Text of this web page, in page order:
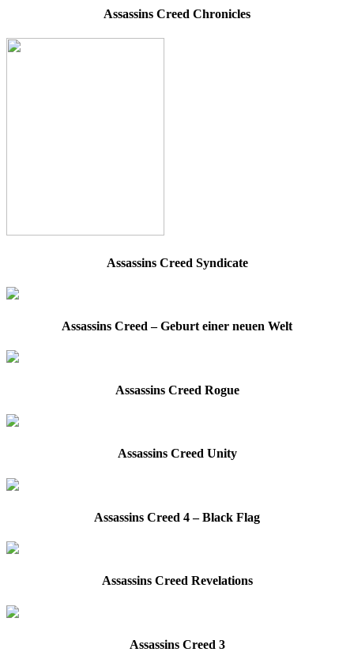
Assassins Creed Chronicles
Assassins Creed Syndicate
Assassins Creed – Geburt einer neuen Welt
Assassins Creed Rogue
Assassins Creed Unity
Assassins Creed 4 – Black Flag
Assassins Creed Revelations
Assassins Creed 3